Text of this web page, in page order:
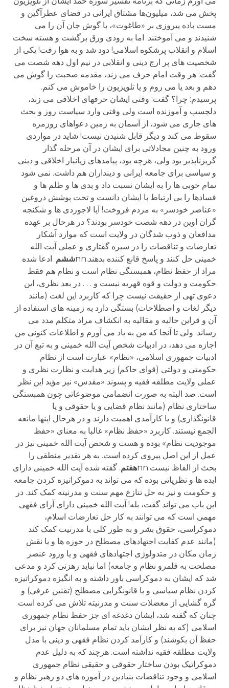
پخش می شد، میلیون‌ها مشتاق ایرانی در فضای عطرآگین و
مست باده پیروزی بر «طاغوت»، با گوش جان آن را می
شنیدند و می آموختند. اما به زودی ورق برگشت و هسته سخت
اسلام و انقلاب پرشکوه اسلامی! دود شد و به هوا رفت! یکی از
شخصیت های پر ارج دینی و انقلابی در نیم اول دهه شصت می
گفت: هر وقت امام حرف می زند، مقدمه صحبت را گوش می
دهم و بعد یا می روم و یا تلویزیون را خاموش می کنم.
پرسیدم: چرا؟ گفت: وقتی ایشان حرفهای اخلاقی می زند،
دلچسب و آموزنده است ولی وقتی وارد سیاست روز و بحث
های جاری می شود، از آسمان به زمین دعواهای روزمره
سقوط می کند و دیگر قابل شنیدن نیست! شاید در مواردی
ورود به چنین مجادلاتی برای ایشان در آن مرحله گذار
گریزناپذیر بود ولی، هرچه بود، پیامدهای زیانبار اخلاقی و دینی
و سیاسی برای جامعه ایرانی و دینداران هم داشت. نمی شود
تمام خوبی ها را به ایشان نسبت داد و بدی ها و ظلم ها و
فسادها را بی ارتباط با ایشان دانست و تحت پوشش دروغین
«عناصر خودسر» به مردم فروخت! آیا لاجوردی ها و شکنجه
گران اوین در دهه شصت خودسر بودند؟ در هرحال بر عهده
مدافعان و ذوب شدگان در ولایت است که موارد آشکار
تعارضات و تناقضات را در سیره گفتاری و عملی آیت الله
خمینی حل کنند و پاسخ قانع کننده بدهند.nn
ششم. ادعا شده
مراد از حفظ نظام، همبستگی نظام است و نظام هم فقط
حکومت و دولت و قوه قهریه نیست و . . . در بعد نظری، این
دعوی تهی از حقیقت نیست چرا که کاربرد این لغت (مانند
دیگر لغات و اصطلاحات) بستگی دارد به زمینه های استفاده از
آن و قراین حالیه و مقالیه به انکشاف مراد متکلم مدد می
رساند. ولی تا آنجا که من به یاد می آورم و اطلاعات کنونی من
اجازه می دهد، در ادبیات شخص آیت الله خمینی و به تبع آن در
ادبیات جمهوری اسلامی، «نظام» عبارت است از نظام
حکومتی و دولتی (قوای حاکم) زیر هدایت و نظارت نظری و
عملی ولایت مطلقه فقیه و پسوند «مقدس» نیز مؤید این نظر
است. صد البته به صورت انضمامی موضوعاتی چون همبستگی
ساختاری نظام (مانند نظام قضایی و یا حقوقی و یا
قانونگذاری) و یا کارآمدی اهمیت دارند و در هرحال اینها مانعه
الجمع نیستند. کاربرد «حفظ نظام» غالبا به معنای «حفظ
موجودیت نظام» بوده و هست و شخص آیت الله خمینی نیز در
عمل از این اصل پیروی کرده است. به هر تقدیر منطقی را
بحث از الفاظ نیست.nn
هفتم. گفته شده آیت الله خمینی دارای
ایده ها و نظریاتی بوده که می تواند به دموکراتیزه کردن جامعه
و حکومت و نیز به حل تنازع مهم سنت و مدرنیته کمک کند. در
این باب می تواند گفت، بله! آیت الله خمینی دارای آرای فقهی
مهمی است که می توانند به کار حل تعارضات اسلام،
دموکراسی، حقوق بشر و به طور کلی با مدرنیت کمک کند
(مانند عدم کفایت اجتهادهای مصطلح در حوزه ها و یا نقش
زمان مکان در متدولوژی اجتهادهای فقهی و یا ورود عنصر
مصلحت به قلمرو نظام و جامعه) اما نباید رهزنی کرد و مدعی
شد که ایشان به دموکراسی باور داشته و به انگیزه دموکراتیزه
کردن نظام سیاسی و یا قانونگرایی مصطلح (تقنین عرفی) و
گره گشایی از معضلات سنت و مدرنیته تلاش می کرده است.
چنان که گفته شد، ایشان دغدغه ای جز حفظ نظام جمهوری
اسلامی (که به نظر ایشان باید تمام مسلمانان جهان نیز برای
حفظ آن بکوشند) و کارآمد کردن نظام فقهی و دینی با مدل
ولایت مطلقه فقیه نداشته است. هرچند که به دلیل عدم
دموکراتیک بودن ساختار حقوقی و حقیقی نظام جمهوری
اسلامی و وجود تناقضات بنیادین در آموزه های دو رهبر نظام و